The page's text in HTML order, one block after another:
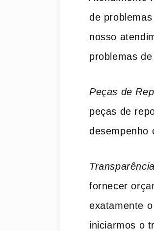
de
nosso
problemas
Peças de
peças de
desempenho
fornecer
exatamente
iniciarmos o